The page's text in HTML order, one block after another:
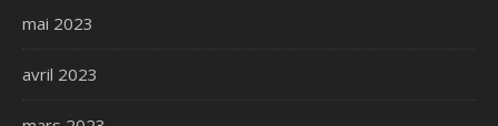
mai 2023
avril 2023